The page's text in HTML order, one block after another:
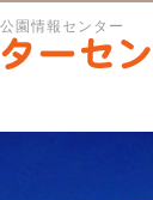
園情報センター